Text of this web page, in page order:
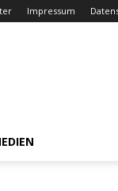
Impressum